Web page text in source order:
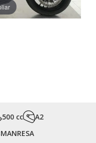
500 cc
A2
MANRESA